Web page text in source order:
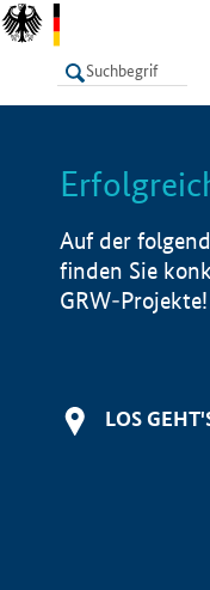
LISTE
Auf der
finden Sie
GRW-Projekte!
LOS